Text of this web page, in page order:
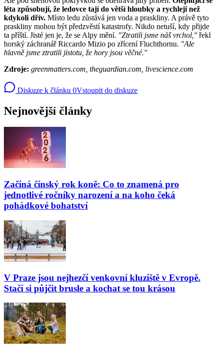
léta způsobují, že ledovce tají do větší hloubky a rychleji než
kdykoli dřív. Místo ledu zůstává jen voda a praskliny. A právě tyto
praskliny mohou být předzvěstí katastrofy. Nikdo netuší, kdy přijde
ta příští. Jisté jen je, že se Alpy mění. "Ztratili jsme náš vrchol," řekl
horský záchranář Riccardo Mizio po zřícení Fluchthornu. "Ale
hlavně jsme ztratili jistotu, že hory jsou věčné."
Zdroje: greenmatters.com, theguardian.com, livescience.com
Diskuze k článku 0Vstoupit do diskuze
Nejnovější články
Začíná čínský rok koně: Co to znamená pro
jednotlivé ročníky narození a na koho čeká
pohádkové bohatství
V Praze jsou nejhezčí venkovní kluziště v Evropě.
Stačí si půjčit brusle a kochat se tou krásou